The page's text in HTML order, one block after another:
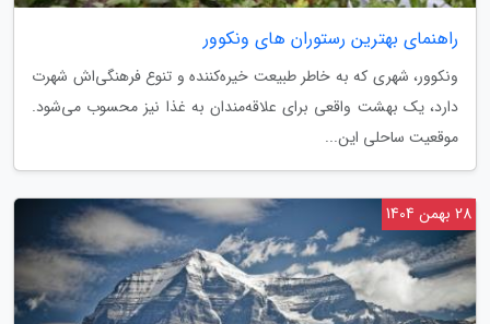
راهنمای بهترین رستوران های ونکوور
ونکوور، شهری که به خاطر طبیعت خیره‌کننده و تنوع فرهنگی‌اش شهرت
دارد، یک بهشت واقعی برای علاقه‌مندان به غذا نیز محسوب می‌شود.
موقعیت ساحلی این...
28 بهمن 1404